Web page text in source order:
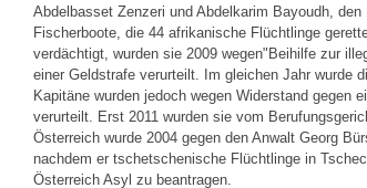
Abdelbasset Zenzeri und Abdelkarim Bayoudh,
Fischerboote, die 44 afrikanische Flüchtlinge
verdächtigt, wurden sie 2009 wegen"Beihilfe zur
einer Geldstrafe verurteilt. Im gleichen Jahr wurde
Kapitäne wurden jedoch wegen Widerstand gegen
verurteilt. Erst 2011 wurden sie vom
Österreich wurde 2004 gegen den Anwalt Georg
nachdem er tschetschenische Flüchtlinge in
Österreich Asyl zu beantragen.